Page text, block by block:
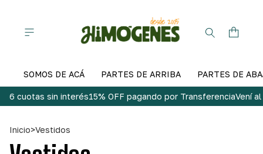
SOMOS DE ACÁ PARTES DE ARRIBA PARTES DE
6 cuotas sin interés15% OFF pagando por TransferenciaVení
Inicio>Vestidos